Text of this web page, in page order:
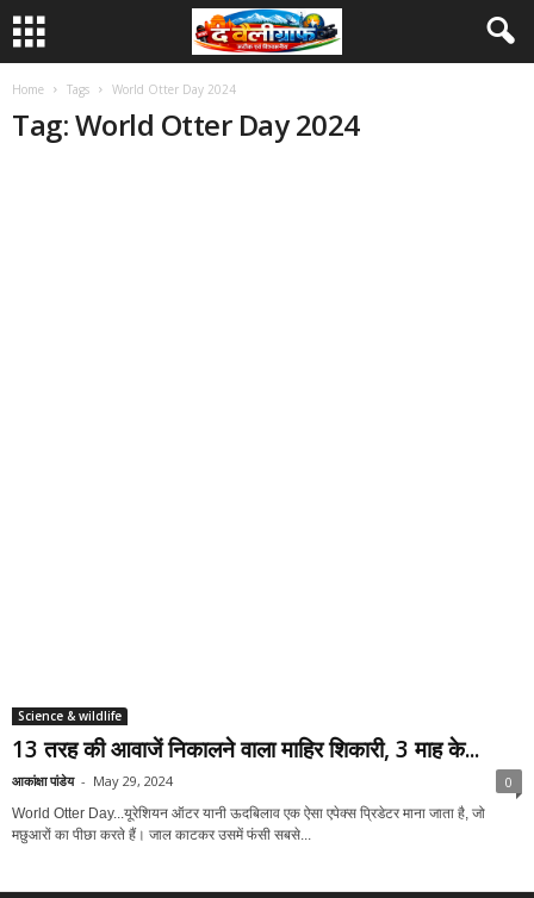
Home Tags World Otter Day 2024
Tag: World Otter Day 2024
Science & wildlife
13 तरह की आवाजें निकालने वाला माहिर शिकारी, 3 माह के...
आकांक्षा पांडेय - May 29, 2024 0
World Otter Day...यूरेशियन ऑटर यानी ऊदबिलाव एक ऐसा एपेक्स प्रिडेटर माना जाता है, जो
मछुआरों का पीछा करते हैं। जाल काटकर उसमें फंसी सबसे...